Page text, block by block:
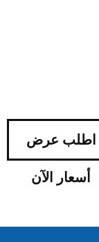
اطلب عرض
أسعار الآن